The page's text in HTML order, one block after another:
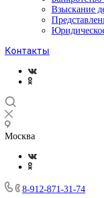
Взыскание
Контакты
Москва
8-912-871-31-74